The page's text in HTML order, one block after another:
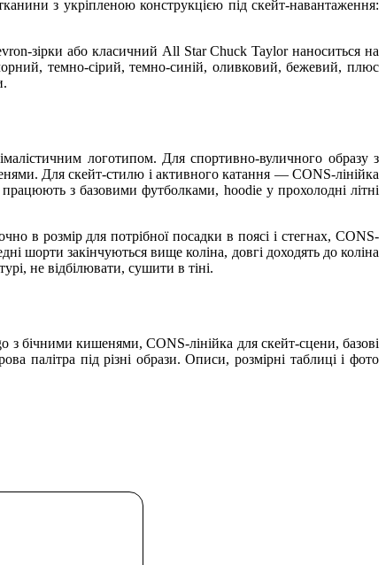
з укріпленою конструкцією під скейт-навантаження:
зірки або класичний All Star Chuck Taylor наноситься на
темно-сірий, темно-синій, оливковий, бежевий, плюс
логотипом. Для спортивно-вуличного образу з
Для скейт-стилю і активного катання — CONS-лінійка
з базовими футболками, hoodie у прохолодні літні
в розмір для потрібної посадки в поясі і стегнах, CONS-
шорти закінчуються вище коліна, довгі доходять до коліна
не відбілювати, сушити в тіні.
з бічними кишенями, CONS-лінійка для скейт-сцени, базові
палітра під різні образи. Описи, розмірні таблиці і фото